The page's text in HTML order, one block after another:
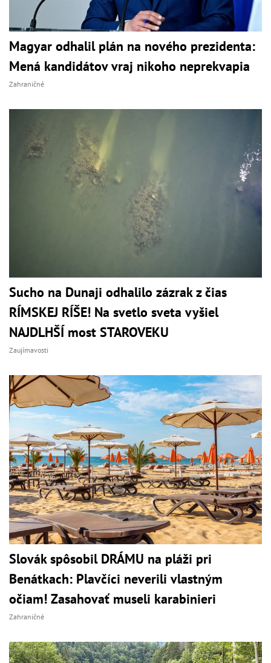
Magyar odhalil plán na nového prezidenta:
Mená kandidátov vraj nikoho neprekvapia
Zahraničné
Sucho na Dunaji odhalilo zázrak z čias
RÍMSKEJ RÍŠE! Na svetlo sveta vyšiel
NAJDLHŠÍ most STAROVEKU
Zaujímavosti
Slovák spôsobil DRÁMU na pláži pri
Benátkach: Plavčíci neverili vlastným
očiam! Zasahovať museli karabinieri
Zahraničné